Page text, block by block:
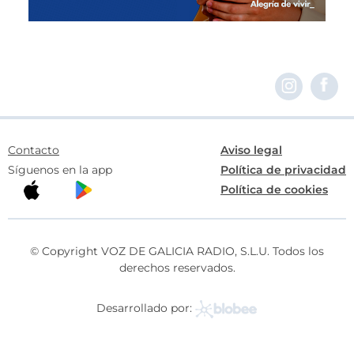
Contacto
Síguenos en la app
Aviso legal
Política de privacidad
Política de cookies
© Copyright VOZ DE GALICIA RADIO, S.L.U. Todos los
derechos reservados.
Desarrollado por: